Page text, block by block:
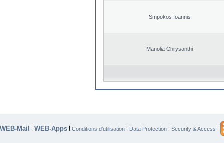
Smpokos Ioannis
Manolia Chrysanthi
WEB-Mail | WEB-Apps | Conditions d’utilisation | Data Protection | Security & Access |